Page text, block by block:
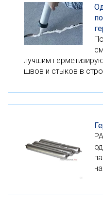
лучшим
швов и стыков в